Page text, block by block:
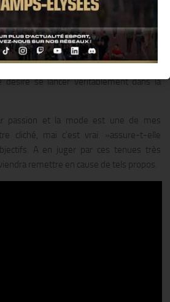
bénéfices de ventes seront reversés
C’est avec un plaisir non dissimulé que
sur sa fondation et la création
également donné au Hard Rock des
a sélectionnés. Les fans seront ravis
désire se lancer véritablement dans la
passion et la mode est une de mes
cliché, mai c’est vrai. »assure-t-elle
A en juger par ces tenues très
remettre en cause de tels propos.